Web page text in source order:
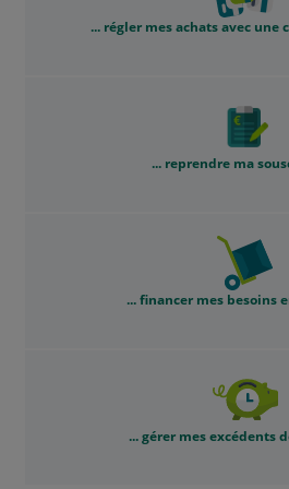
... régler mes achats avec une
... reprendre ma
... financer mes besoins
... gérer mes excédents